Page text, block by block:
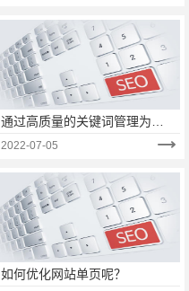
通过高质量的关键词管理为网
站获得更好的搜索引擎排名
2022-07-05
如何优化网站单页呢？